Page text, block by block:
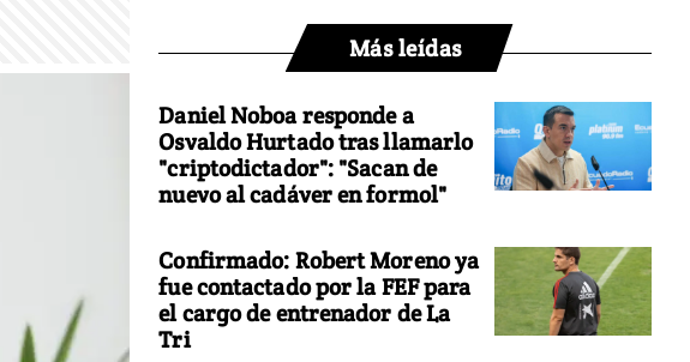
Más leídas
Daniel Noboa responde a
Osvaldo Hurtado tras llamarlo
"criptodictador": "Sacan de
nuevo al cadáver en formol"
Confirmado: Robert Moreno ya
fue contactado por la FEF para
el cargo de entrenador de La
Tri